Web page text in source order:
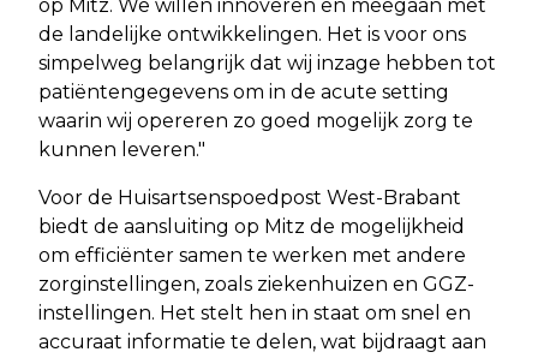
op Mitz. We willen innoveren en meegaan met
de landelijke ontwikkelingen. Het is voor ons
simpelweg belangrijk dat wij inzage hebben tot
patiëntengegevens om in de acute setting
waarin wij opereren zo goed mogelijk zorg te
kunnen leveren."
Voor de Huisartsenspoedpost West-Brabant
biedt de aansluiting op Mitz de mogelijkheid
om efficiënter samen te werken met andere
zorginstellingen, zoals ziekenhuizen en GGZ-
instellingen. Het stelt hen in staat om snel en
accuraat informatie te delen, wat bijdraagt aan